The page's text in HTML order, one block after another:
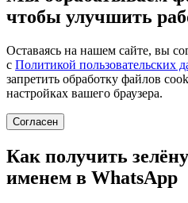
чтобы улучшить
Оставаясь на нашем сайте, вы
с Политикой пользовательских
запретить обработку файлов
настройках вашего браузера.
Согласен
Как получить
именем в WhatsApp